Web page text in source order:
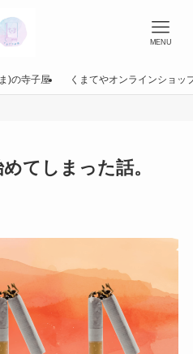
MENU
)の寺子屋 くまてやオンラインショッ
てしまった話。